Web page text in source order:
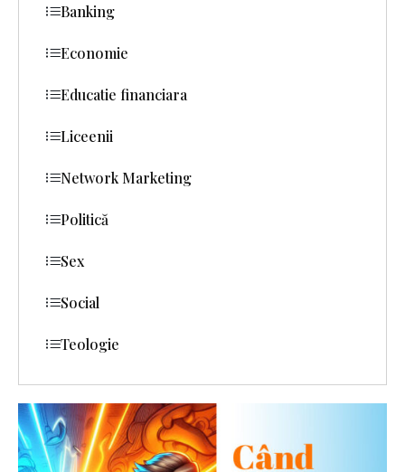
Banking
Economie
Educatie financiara
Liceenii
Network Marketing
Politică
Sex
Social
Teologie